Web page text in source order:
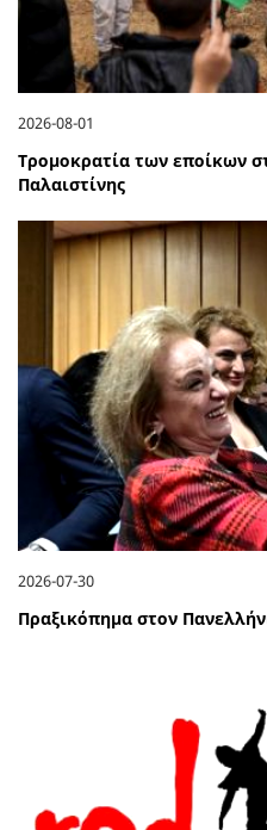
2026-08-01
Τρομοκρατία των εποίκων
Παλαιστίνης
2026-07-30
Πραξικόπημα στον